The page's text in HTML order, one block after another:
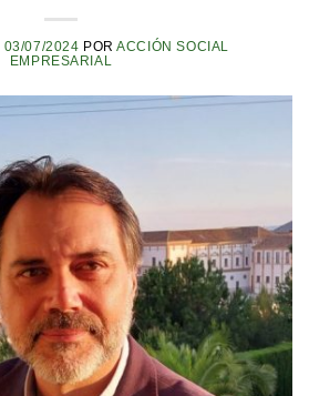
03/07/2024 PORACCIÓN SOCIAL
EMPRESARIAL